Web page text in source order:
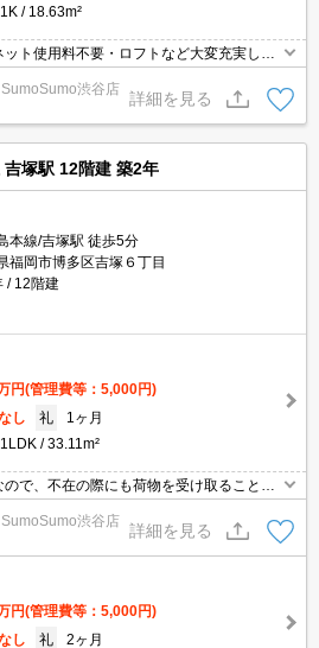
1K 18.63m²
ト使用料不要・ロフトなど大変充実して
ボックス・クロゼットなどが備え付けら
品の収納に重宝します。直接会わずにイ
確認できるので、トラブル回避にも防犯
内にはスペースがありませんが、近隣に
渋谷店
詳細を見る
吉塚駅 12階建 築2年
本線/吉塚駅 徒歩5分
福岡市博多区吉塚６丁目
12階建
円(管理費等：5,000円)
し 礼
1ヶ月
1LDK 33.11m²
で、不在の際にも荷物を受け取ることが
具といった小物をまとめてスッキリ収納
おります。収納はクロゼット・シューズ
広々と空間を利用することも可能です。
が高い物件です。
渋谷店
詳細を見る
円(管理費等：5,000円)
し 礼
2ヶ月